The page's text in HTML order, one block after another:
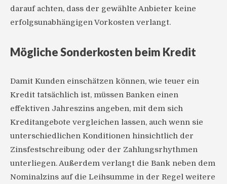
darauf achten, dass der gewählte Anbieter keine
erfolgsunabhängigen Vorkosten verlangt.
Mögliche Sonderkosten beim Kredit
Damit Kunden einschätzen können, wie teuer ein
Kredit tatsächlich ist, müssen Banken einen
effektiven Jahreszins angeben, mit dem sich
Kreditangebote vergleichen lassen, auch wenn sie
unterschiedlichen Konditionen hinsichtlich der
Zinsfestschreibung oder der Zahlungsrhythmen
unterliegen. Außerdem verlangt die Bank neben dem
Nominalzins auf die Leihsumme in der Regel weitere